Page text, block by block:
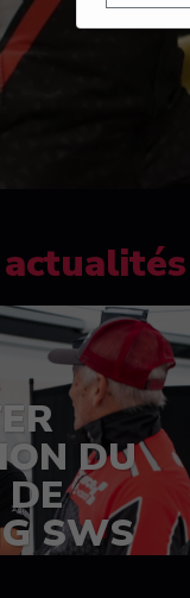
DU
DE
SWS